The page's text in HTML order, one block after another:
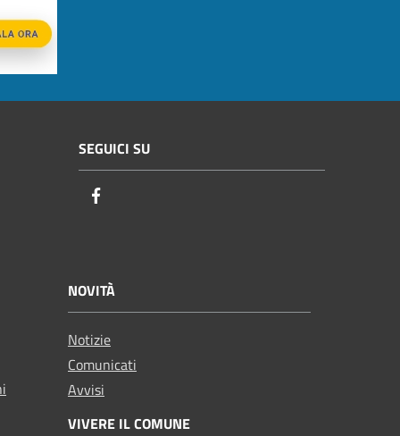
SEGUICI SU
NOVITÀ
Notizie
Comunicati
Avvisi
VIVERE IL COMUNE